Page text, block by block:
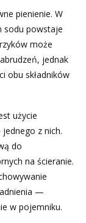
pienienie. W
sodu powstaje
może
jednak
obu składników
użycie
z nich.
do
na ścieranie.
—
w pojemniku.